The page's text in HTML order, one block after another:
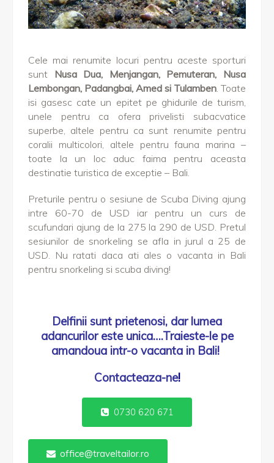
Cele mai renumite locuri pentru aceste sporturi
sunt Nusa Dua, Menjangan, Pemuteran, Nusa
Lembongan, Padangbai, Amed si Tulamben . Toate
isi gasesc cate un epitet pe ghidurile de turism,
unele pentru ca ofera privelisti subacvatice
superbe, altele pentru ca sunt renumite pentru
coralii multicolori, altele pentru fauna marina –
toate la un loc aduc faima pentru aceasta
destinatie turistica de exceptie – Bali.
Preturile pentru o sesiune de Scuba Diving ajung
intre 60-70 de USD iar pentru un curs de
scufundari ajung de la 275 la 290 de USD. Pretul
sesiunilor de snorkeling se afla in jurul a 25 de
USD. Nu ratati daca ati ales o vacanta in Bali
pentru snorkeling si scuba diving!
Delfinii sunt prietenosi, dar lumea
adancurilor este unica….Traieste-le pe
amandoua intr-o vacanta in Bali!
Contacteaza-ne!
0730 620 671
office@traveltailor.ro